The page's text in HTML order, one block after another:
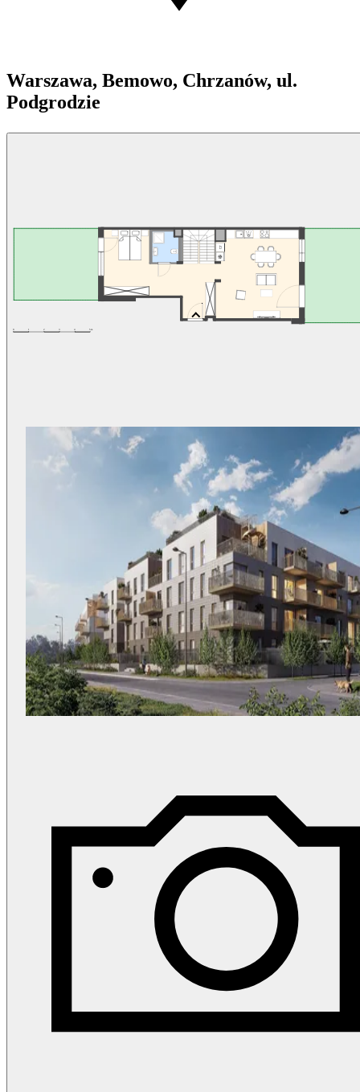
Warszawa, Bemowo, Chrzanów, ul.
Podgrodzie